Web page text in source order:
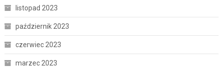
listopad 2023
październik 2023
czerwiec 2023
marzec 2023